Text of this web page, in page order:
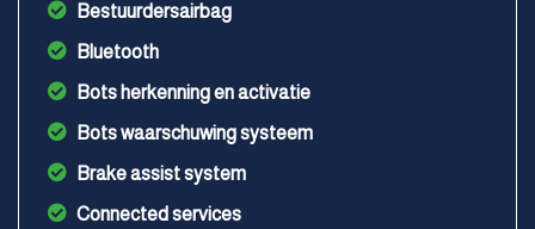
Bestuurdersairbag
Bluetooth
Bots herkenning en activatie
Bots waarschuwing systeem
Brake assist system
Connected services